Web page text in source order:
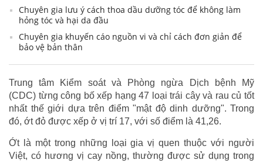
Chuyên gia lưu ý cách thoa dầu dưỡng tóc để không làm
hỏng tóc và hại da đầu
Chuyên gia khuyến cáo nguồn vi và chỉ cách đơn giản để
bảo vệ bản thân
Trung tâm Kiểm soát và Phòng ngừa Dịch bệnh Mỹ
(CDC) từng công bố xếp hạng 47 loại trái cây và rau củ tốt
nhất thế giới dựa trên điểm "mật độ dinh dưỡng". Trong
đó, ớt đỏ được xếp ở vị trí 17, với số điểm là 41,26.
Ớt là một trong những loại gia vị quen thuộc với người
Việt, có hương vị cay nồng, thường được sử dụng trong